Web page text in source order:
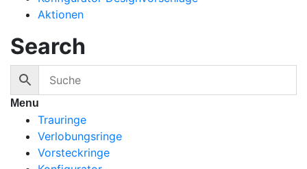
Aktionen
Search
Menu
Trauringe
Verlobungsringe
Vorsteckringe